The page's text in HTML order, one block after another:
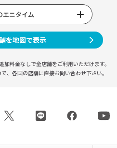
エニタイム
を地図で表示
加料金なしで全店舗をご利用いただけます。
、 各国の店舗に直接お問い合わせ下さい。